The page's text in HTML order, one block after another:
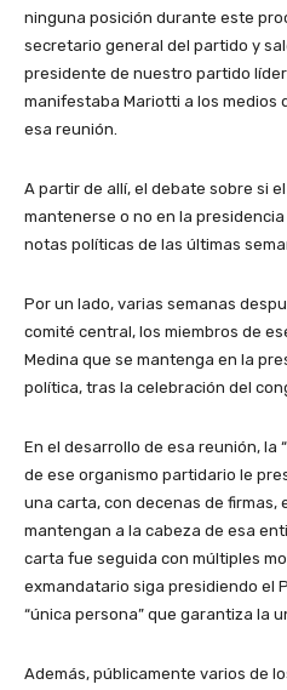
ninguna posición durante este
secretario general del partido y
presidente de nuestro partido líder
manifestaba Mariotti a los medios
esa reunión.
A partir de allí, el debate sobre si
mantenerse o no en la
notas políticas de las últimas
Por un lado, varias semanas
comité central, los miembros de
Medina que se mantenga en la
política, tras la celebración del
En el desarrollo de esa reunión, la
de ese organismo partidario le
una carta, con decenas de firmas,
mantengan a la cabeza de esa
carta fue seguida con múltiples
exmandatario siga presidiendo el
“única persona” que garantiza la
Además, públicamente varios de